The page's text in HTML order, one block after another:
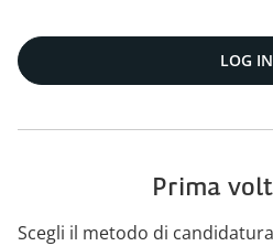
LOG IN
Prima
Scegli il metodo di